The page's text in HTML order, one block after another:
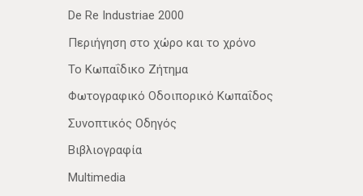
De Re Industriae 2000
Περιήγηση στο χώρο και το χρόνο
Το Κωπαΐδικο Ζήτημα
Φωτογραφικό Οδοιπορικό Κωπαΐδος
Συνοπτικός Οδηγός
Βιβλιογραφία
Multimedia